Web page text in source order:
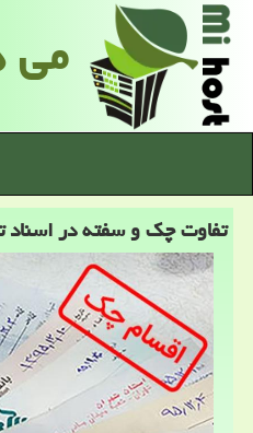
تفاوت چك و سفته در اسناد